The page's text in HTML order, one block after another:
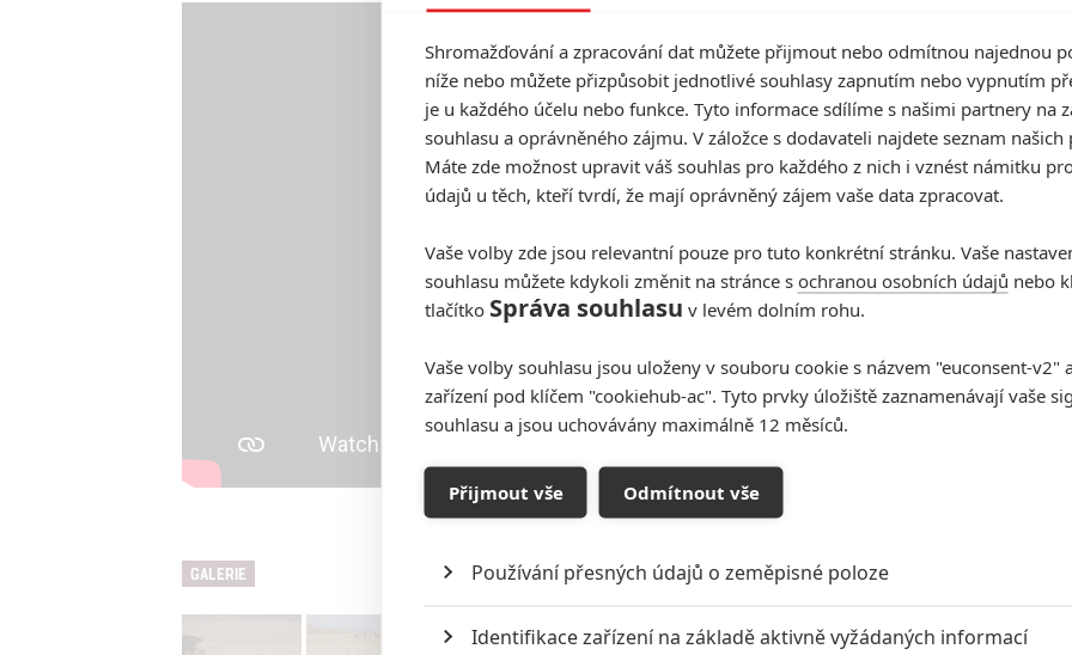
Zdroje:Twitter - John Boyega
GALERIE
Shromažďování a zpracování dat můžete přijmout nebo odmítnou najednou
níže nebo můžete přizpůsobit jednotlivé souhlasy zapnutím nebo vypnutím
je u každého účelu nebo funkce. Tyto informace sdílíme s našimi partnery na
souhlasu a oprávněného zájmu. V záložce s dodavateli najdete seznam našich
Máte zde možnost upravit váš souhlas pro každého z nich i vznést námitku
údajů u těch, kteří tvrdí, že mají oprávněný zájem vaše data zpracovat.
Vaše volby zde jsou relevantní pouze pro tuto konkrétní stránku. Vaše
souhlasu můžete kdykoli změnit na stránce s ochranou osobních údajů nebo
tlačítko Správa souhlasu v levém dolním rohu.
Vaše volby souhlasu jsou uloženy v souboru cookie s názvem "euconsent-v2"
zařízení pod klíčem "cookiehub-ac". Tyto prvky úložiště zaznamenávají vaše
souhlasu a jsou uchovávány maximálně 12 měsíců.
Přijmout vše Odmítnout vše
Používání přesných údajů o zeměpisné poloze
Identifikace zařízení na základě aktivně vyžádaných informací